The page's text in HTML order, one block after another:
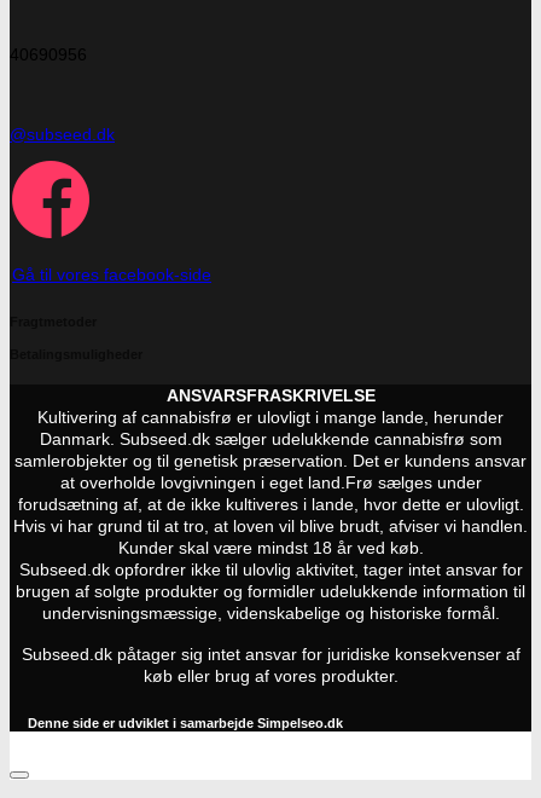
40690956
@subseed.dk
Gå til vores facebook-side
ANSVARSFRASKRIVELSE
Kultivering af cannabisfrø er ulovligt i mange lande, herunder
Danmark. Subseed.dk sælger udelukkende cannabisfrø som
samlerobjekter og til genetisk præservation. Det er kundens ansvar
at overholde lovgivningen i eget land. Frø sælges under
forudsætning af, at de ikke kultiveres i lande, hvor dette er ulovligt.
Hvis vi har grund til at tro, at loven vil blive brudt, afviser vi handlen.
Kunder skal være mindst 18 år ved køb.
Subseed.dk opfordrer ikke til ulovlig aktivitet, tager intet ansvar for
brugen af solgte produkter og formidler udelukkende information til
undervisningsmæssige, videnskabelige og historiske formål.
Subseed.dk påtager sig intet ansvar for juridiske konsekvenser af
køb eller brug af vores produkter.
Denne side er udviklet i samarbejde Simpelseo.dk